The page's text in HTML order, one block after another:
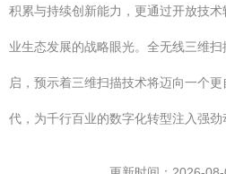
积累与持续创新能力，更通过开放技
业生态发展的战略眼光。全无线三维
启，预示着三维扫描技术将迈向一个
代，为千行百业的数字化转型注入强劲